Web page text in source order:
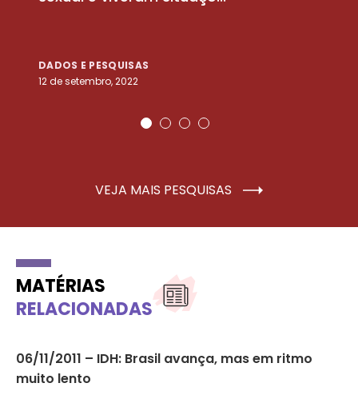
DADOS E PESQUISAS
12 de setembro, 2022
VEJA MAIS PESQUISAS
MATÉRIAS
RELACIONADAS
06/11/2011 – IDH: Brasil avança, mas em ritmo
muito lento